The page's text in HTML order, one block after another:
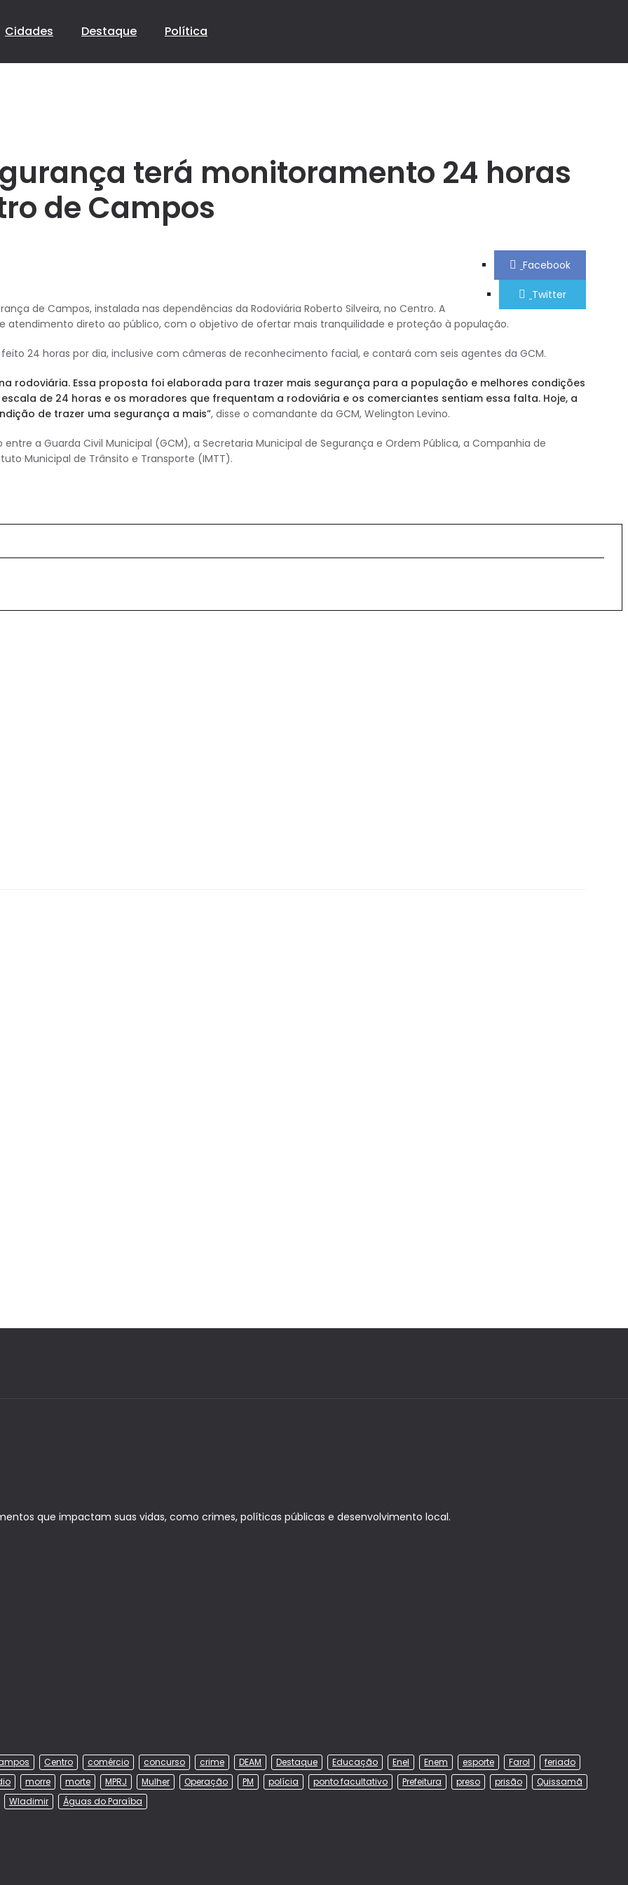
Cidades Destaque Política
terá monitoramento 24 horas
de Campos
Facebook
Twitter
de Campos, instalada nas dependências da Rodoviária Roberto Silveira, no Centro. A
direto ao público, com o objetivo de ofertar mais tranquilidade e proteção à população.
24 horas por dia, inclusive com câmeras de reconhecimento facial, e contará com seis agentes da GCM.
rodoviária. Essa proposta foi elaborada para trazer mais segurança para a população e melhores condições
de 24 horas e os moradores que frequentam a rodoviária e os comerciantes sentiam essa falta. Hoje, a
de trazer uma segurança a mais”, disse o comandante da GCM, Welington Levino.
a Guarda Civil Municipal (GCM), a Secretaria Municipal de Segurança e Ordem Pública, a Companhia de
Municipal de Trânsito e Transporte (IMTT).
que impactam suas vidas, como crimes, políticas públicas e desenvolvimento local.
Centro comércio concurso crime DEAM Destaque Educação Enel Enem esporte Farol
feriado
morre morte MPRJ Mulher Operação PM polícia ponto facultativo Prefeitura preso prisão
Quissamã
Wladimir Águas do Paraíba